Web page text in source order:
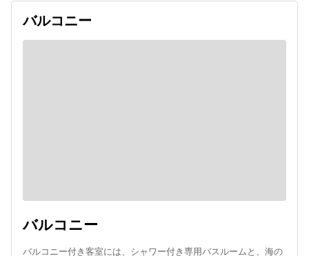
バルコニー
バルコニー
バルコニー付き客室には、シャワー付き専用バスルームと、海の